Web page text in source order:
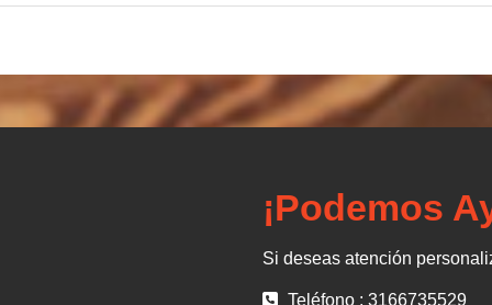
¡Podemos
Si deseas atención
Teléfono : 3166735529